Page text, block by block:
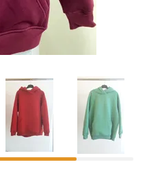
Предпросмотр
фотографий